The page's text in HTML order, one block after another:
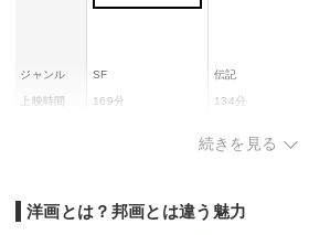
ジャンル SF 伝記
上映時間 169分 134分
ー
続きを見る
洋画とは？邦画とは違う魅力